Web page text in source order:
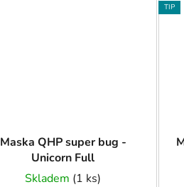
Maska QHP super bug -
Unicorn Full
Skladem (1 ks)
TIP